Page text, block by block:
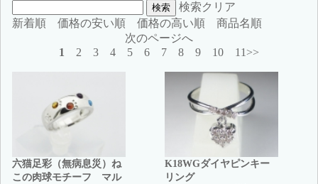
検索クリア
新着順 価格の安い順 価格の高い順
商品名順
次のページへ
1
2 3 4 5 6 7 8 9 10 11>>
六猫足彩（無病息災）ね
この肉球モチーフ マル
K18WGダイヤピンキー
リング